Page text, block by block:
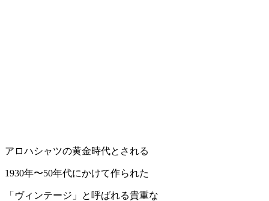
アロハシャツの黄金時代とされる
1930年〜50年代にかけて作られた
「ヴィンテージ」と呼ばれる貴重な